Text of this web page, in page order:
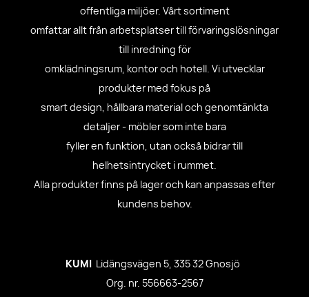
offentliga miljöer. Vårt sortiment
omfattar allt från arbetsplatser till förvaringslösningar
till inredning för
omklädningsrum, kontor och hotell. Vi utvecklar
produkter med fokus på
smart design, hållbara material och genomtänkta
detaljer - möbler som inte bara
fyller en funktion, utan också bidrar till
helhetsintrycket i rummet.
Alla produkter finns på lager och kan anpassas efter
kundens behov.
KUMI
Lidängsvägen 5, 335 32 Gnosjö
Org. nr. 556663-2567